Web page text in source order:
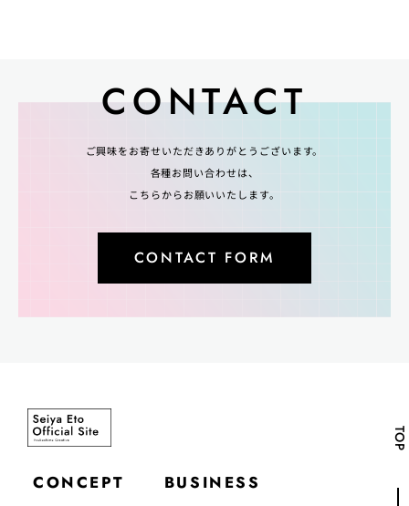
CONTACT
ご興味をお寄せいただきありがとうございます。
各種お問い合わせは、
こちらからお願いいたします。
CONTACT FORM
CONCEPT BUSINESS
TOP